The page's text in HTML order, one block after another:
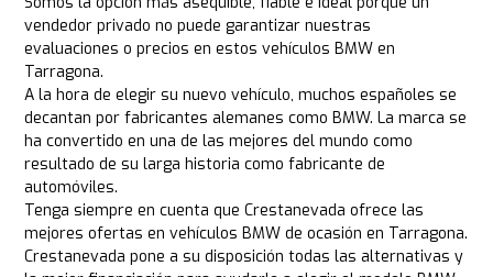
vendedor privado no puede garantizar nuestras
evaluaciones o precios en estos vehículos BMW en
Tarragona.
A la hora de elegir su nuevo vehículo, muchos españoles se
decantan por fabricantes alemanes como BMW. La marca se
ha convertido en una de las mejores del mundo como
resultado de su larga historia como fabricante de
automóviles.
Tenga siempre en cuenta que Crestanevada ofrece las
mejores ofertas en vehículos BMW de ocasión en Tarragona.
Crestanevada pone a su disposición todas las alternativas y